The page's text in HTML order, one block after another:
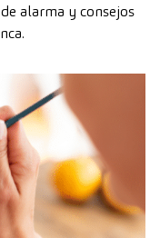
alarma y consejos